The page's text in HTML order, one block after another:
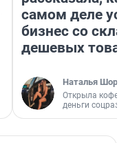
самом деле
бизнес со
дешевых
Наталья
Открыла
деньги